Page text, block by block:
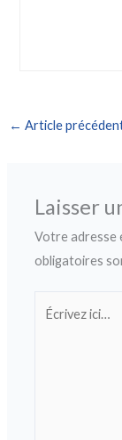
← Article
Laisser
Votre adresse
obligatoires